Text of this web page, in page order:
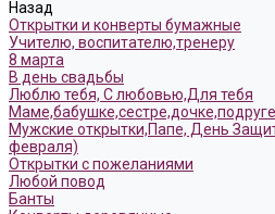
Назад
Открытки и конверты бумажные
Учителю, воспитателю,тренеру
8 марта
В день свадьбы
Люблю тебя, С любовью,Для тебя
Маме,бабушке,сестре,дочке,подруге
Мужские открытки,Папе, День
февраля)
Открытки с пожеланиями
Любой повод
Банты